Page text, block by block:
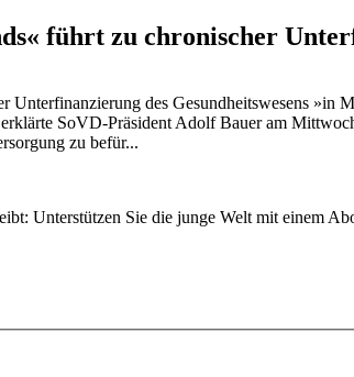
führt zu chronischer
des Gesundheitswesens »in
SoVD-Präsident Adolf Bauer am
zu befür...
Unterstützen Sie die junge Welt mit einem